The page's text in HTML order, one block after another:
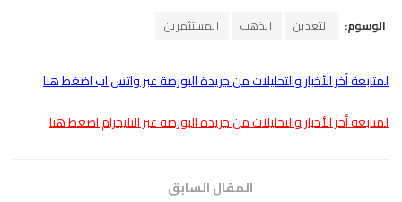
الوسوم: التعدين الذهب المستثمرين
لمتابعة أخر الأخبار والتحليلات من جريدة البورصة عبر واتس اب اضغط هنا
لمتابعة أخر الأخبار والتحليلات من جريدة البورصة عبر التليجرام اضغط هنا
المقال السابق